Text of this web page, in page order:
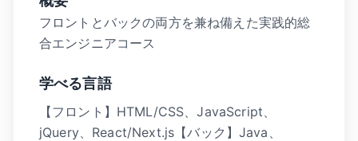
フロントとバックの両方を兼ね備えた実践的総
合エンジニアコース
学べる言語
【フロント】HTML/CSS、JavaScript、
jQuery、React/Next.js【バック】Java、